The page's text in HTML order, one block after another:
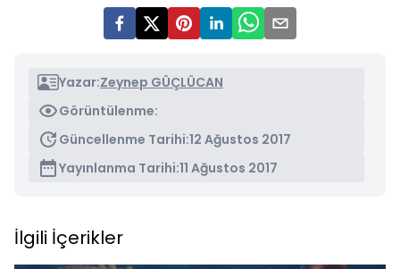
Yazar:Zeynep GÜÇLÜCAN
Görüntülenme:
Güncellenme Tarihi:12 Ağustos 2017
Yayınlanma Tarihi:11 Ağustos 2017
İlgili İçerikler